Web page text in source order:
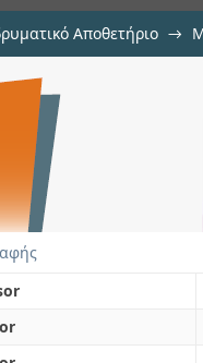
Αποθετήριο →